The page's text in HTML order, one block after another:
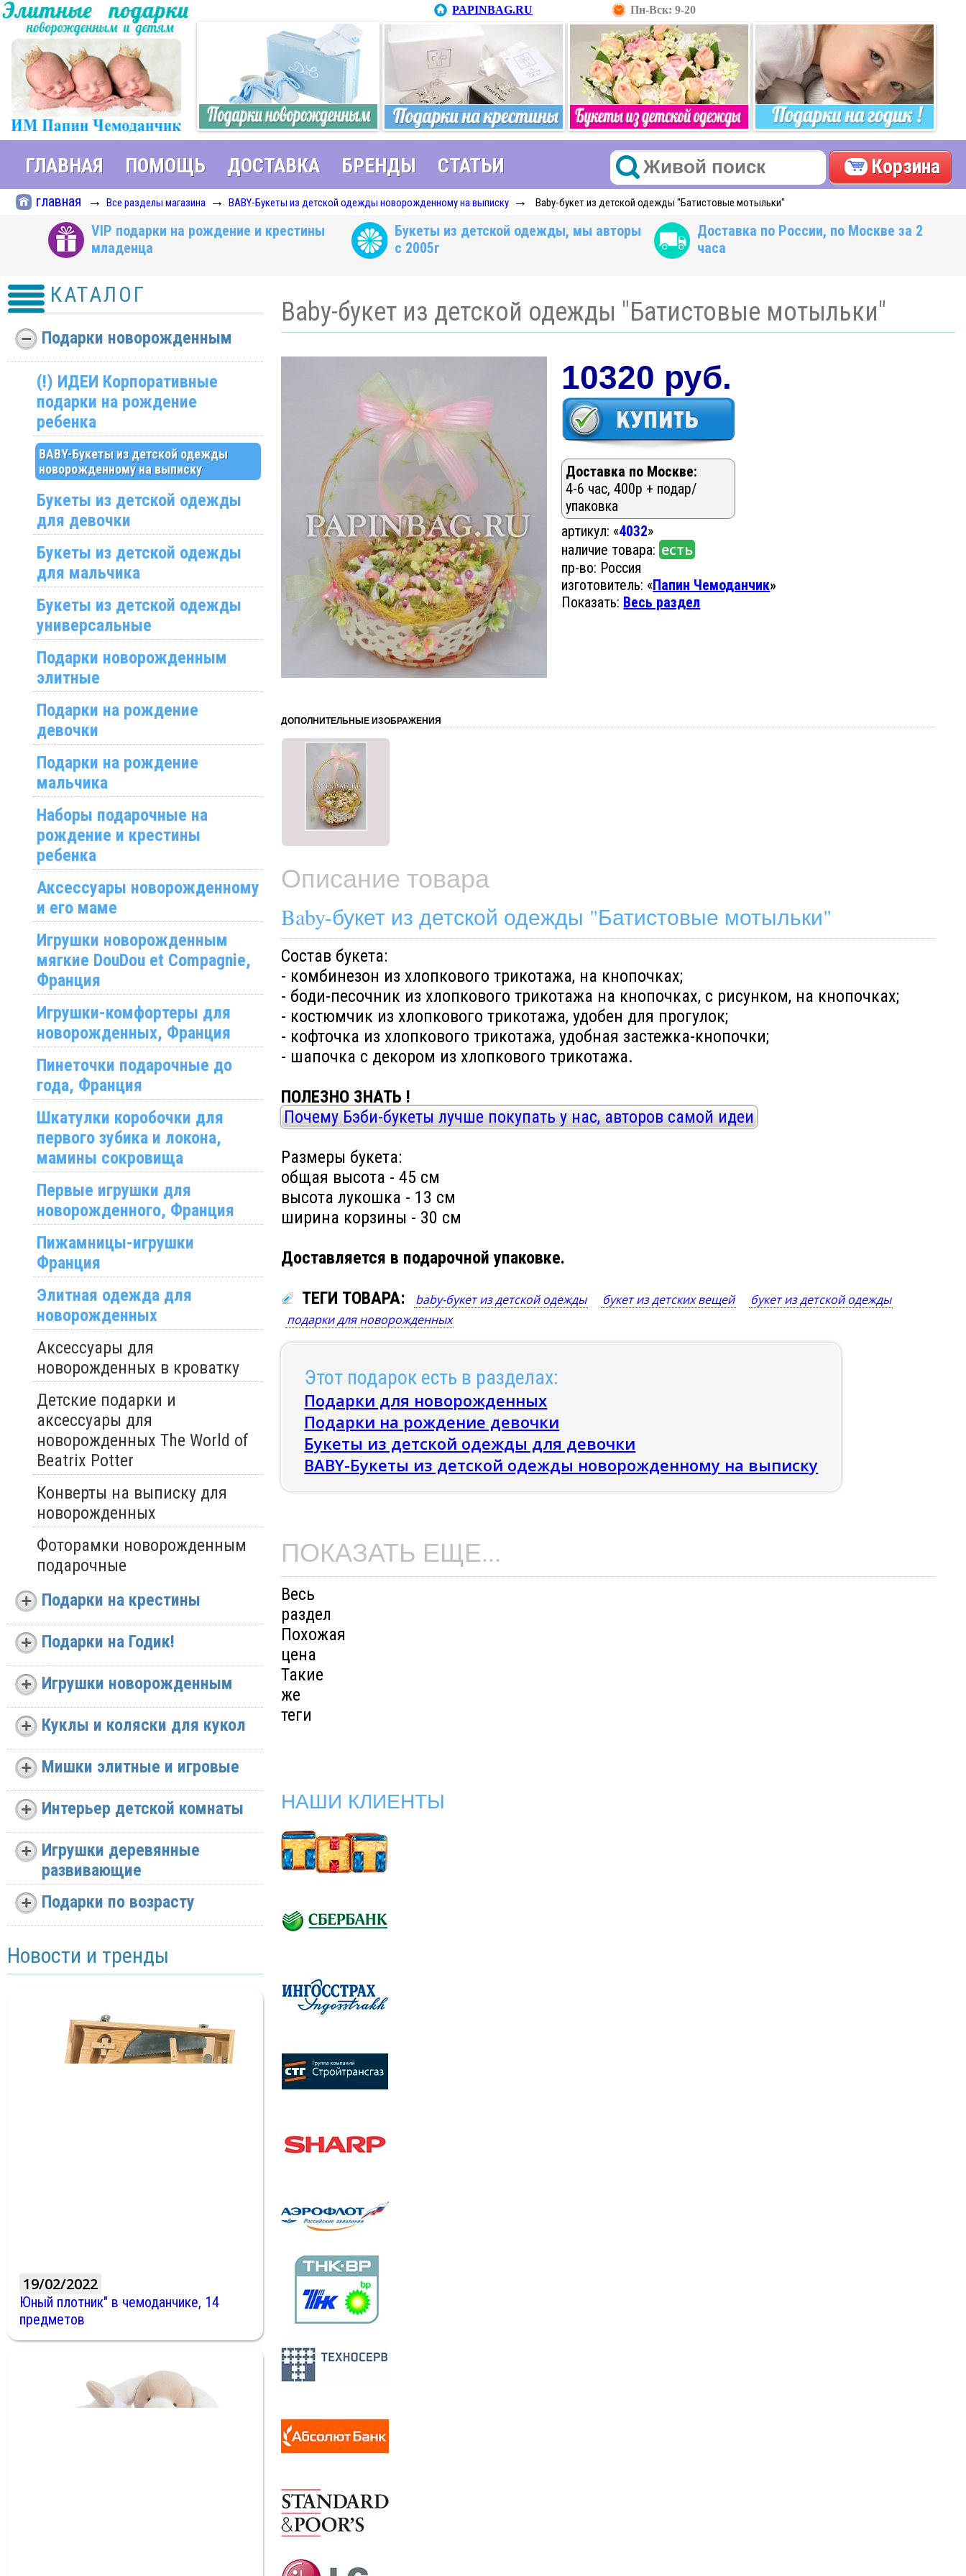
PAPINBAG.RU Пн-Вск: 9-20
ГЛАВНАЯ ПОМОЩЬ ДОСТАВКА БРЕНДЫ СТАТЬИ Корзина
главная → Все разделы магазина → BABY-Букеты из детской одежды новорожденному на выписку → Baby-букет из детской одежды "Батистовые мотыльки"
VIP подарки на рождение и крестины
младенца
Букеты из детской одежды, мы авторы
с 2005г
Доставка по России, по Москве за 2
часа
КАТАЛОГ
Подарки новорожденным
(!) ИДЕИ Корпоративные
подарки на рождение
ребенка
BABY-Букеты из детской одежды
новорожденному на выписку
Букеты из детской одежды
для девочки
Букеты из детской одежды
для мальчика
Букеты из детской одежды
универсальные
Подарки новорожденным
элитные
Подарки на рождение
девочки
Подарки на рождение
мальчика
Наборы подарочные на
рождение и крестины
ребенка
Аксессуары новорожденному
и его маме
Игрушки новорожденным
мягкие DouDou et Compagnie,
Франция
Игрушки-комфортеры для
новорожденных, Франция
Пинеточки подарочные до
года, Франция
Шкатулки коробочки для
первого зубика и локона,
мамины сокровища
Первые игрушки для
новорожденного, Франция
Пижамницы-игрушки
Франция
Элитная одежда для
новорожденных
Аксессуары для
новорожденных в кроватку
Детские подарки и
аксессуары для
новорожденных The World of
Beatrix Potter
Конверты на выписку для
новорожденных
Фоторамки новорожденным
подарочные
Подарки на крестины
Подарки на Годик!
Игрушки новорожденным
Куклы и коляски для кукол
Мишки элитные и игровые
Интерьер детской комнаты
Игрушки деревянные
развивающие
Подарки по возрасту
Новости и тренды
19/02/2022
Юный плотник" в чемоданчике, 14
предметов
Baby-букет из детской одежды "Батистовые мотыльки"
10320 руб.
Доставка по Москве:
4-6 час, 400р + подар/
упаковка
артикул: «4032»
наличие товара: есть
пр-во: Россия
изготовитель: «Папин Чемоданчик»
Показать: Весь раздел
ДОПОЛНИТЕЛЬНЫЕ ИЗОБРАЖЕНИЯ
Описание товара
Baby-букет из детской одежды "Батистовые мотыльки"
Состав букета:
- комбинезон из хлопкового трикотажа, на кнопочках;
- боди-песочник из хлопкового трикотажа на кнопочках, с рисунком, на кнопочках;
- костюмчик из хлопкового трикотажа, удобен для прогулок;
- кофточка из хлопкового трикотажа, удобная застежка-кнопочки;
- шапочка с декором из хлопкового трикотажа.
ПОЛЕЗНО ЗНАТЬ !
Почему Бэби-букеты лучше покупать у нас, авторов самой идеи
Размеры букета:
общая высота - 45 см
высота лукошка - 13 см
ширина корзины - 30 см
Доставляется в подарочной упаковке.
ТЕГИ ТОВАРА:
baby-букет из детской одежды букет из детских вещей
букет из детской одежды
подарки для новорожденных
Этот подарок есть в разделах:
Подарки для новорожденных
Подарки на рождение девочки
Букеты из детской одежды для девочки
BABY-Букеты из детской одежды новорожденному на выписку
ПОКАЗАТЬ ЕЩЕ...
Весь
раздел
Похожая
цена
Такие
же
теги
НАШИ КЛИЕНТЫ